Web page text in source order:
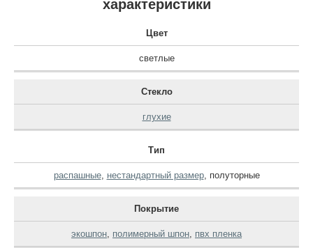
характеристики
Цвет
светлые
Стекло
глухие
Тип
распашные, нестандартный размер, полуторные
Покрытие
экошпон полимерный шпон пвх пленка